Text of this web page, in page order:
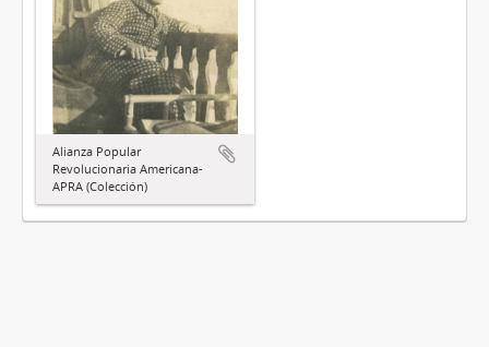
Alianza Popular
Revolucionaria Americana-
APRA (Colección)